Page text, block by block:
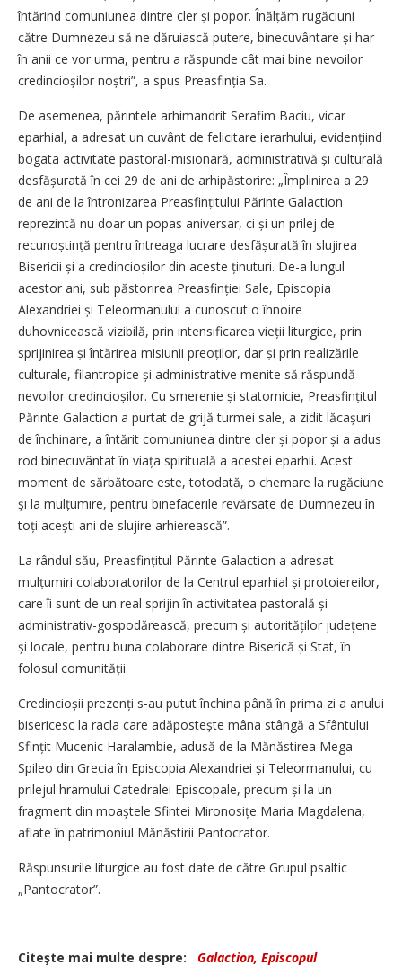
întărind comuniunea dintre cler și popor. Înălțăm rugăciuni
către Dumnezeu să ne dăruiască putere, binecuvântare și har
în anii ce vor urma, pentru a răspunde cât mai bine nevoilor
credincioșilor noștri”, a spus Preasfinția Sa.
De asemenea, părintele arhimandrit Serafim Baciu, vicar
eparhial, a adresat un cuvânt de felicitare ierarhului, evidențiind
bogata activitate pastoral-misionară, administrativă și culturală
desfășurată în cei 29 de ani de arhipăstorire: „Împlinirea a 29
de ani de la întronizarea Prea­sfințitului Părinte Galaction
reprezintă nu doar un popas aniversar, ci și un prilej de
recunoștință pentru întreaga lucrare desfășurată în slujirea
Bisericii și a credincioșilor din aceste ținuturi. De-a lungul
acestor ani, sub păstorirea Prea­sfinției Sale, Episcopia
Alexandriei și Teleormanului a cunoscut o înnoire
duhovnicească vizibilă, prin intensificarea vieții liturgice, prin
sprijinirea și întărirea misiunii preoților, dar și prin realizările
culturale, filantropice și administrative menite să răspundă
nevoilor credin­cioșilor. Cu smerenie și statornicie, Preasfințitul
Părinte Galaction a purtat de grijă turmei sale, a zidit lăcașuri
de închinare, a întărit comuniunea dintre cler și popor și a adus
rod binecuvântat în viața spirituală a acestei eparhii. Acest
moment de sărbătoare este, totodată, o chemare la rugăciune
și la mulțumire, pentru binefacerile revărsate de Dumnezeu în
toți acești ani de slujire arhierească”.
La rândul său, Preasfințitul Părinte Galaction a adresat
mulțumiri colaboratorilor de la Centrul eparhial și protoiereilor,
care îi sunt de un real sprijin în activitatea pastorală și
administrativ-gospodărească, precum și autorităților ju­de­țene
și locale, pentru buna colaborare dintre Biserică și Stat, în
folosul comunității.
Credincioșii prezenți s-au putut închina până în prima zi a anului
bisericesc la racla care adăpostește mâna stângă a Sfântului
Sfințit Mucenic Haralambie, adusă de la Mănăstirea Mega
Spileo din Grecia în Episcopia Alexandriei și Teleormanului, cu
prilejul hramului Catedralei Episcopale, precum și la un
fragment din moaștele Sfintei Mironosițe Maria Magdalena,
aflate în patrimoniul Mănăstirii Pantocrator.
Răspunsurile liturgice au fost date de către Grupul psaltic
„Pantocrator”.
Citeşte mai multe despre: Galaction, Episcopul